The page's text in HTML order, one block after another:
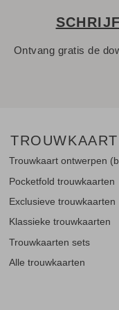
Ontvang gratis de
Trouwkaart ontwerpen
Pocketfold trouwkaarten
Exclusieve trouwkaarten
Klassieke trouwkaarten
Trouwkaarten sets
Alle trouwkaarten